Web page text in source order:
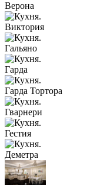
Верона
Виктория
Гальяно
Гарда
Гарда Тортора
Гварнери
Гестия
Деметра